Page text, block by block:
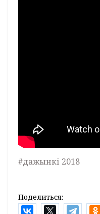
#дажынкі 2018
Поделиться: